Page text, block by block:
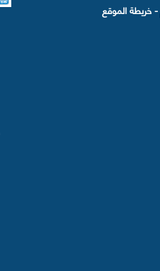
-خريطة الموقع